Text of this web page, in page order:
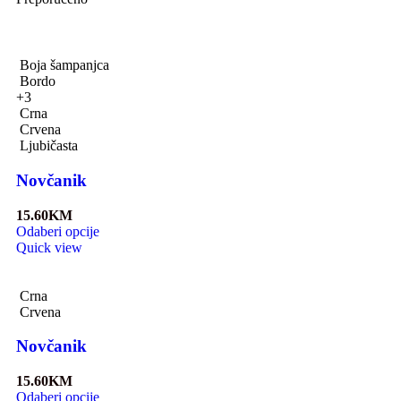
Boja šampanjca
Bordo
+3
Crna
Crvena
Ljubičasta
Novčanik
15.60KM
Odaberi opcije
Quick view
Crna
Crvena
Novčanik
15.60KM
Odaberi opcije